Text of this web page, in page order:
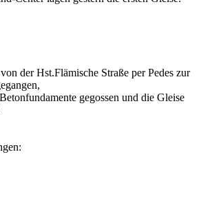
der Hst.Flämische Straße per Pedes zur
gegossen und die Gleise